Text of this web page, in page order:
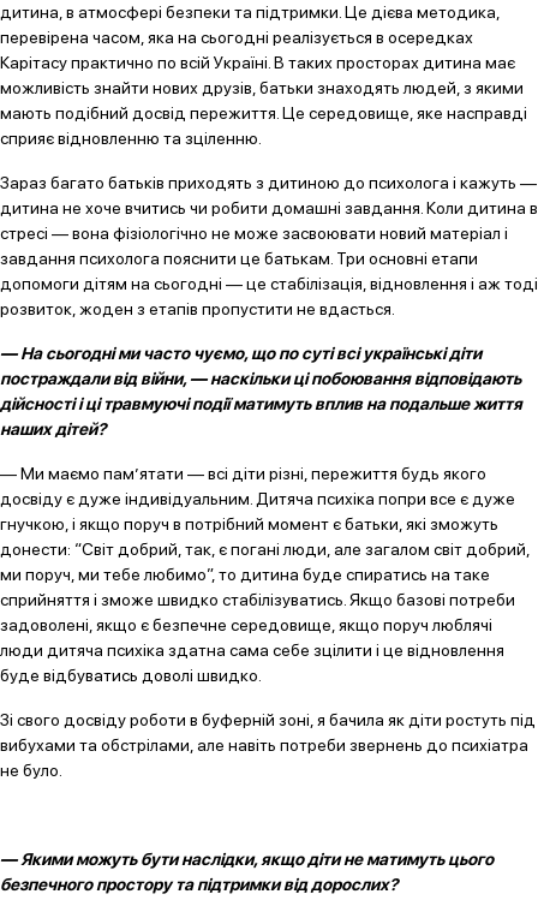
дитина, в атмосфері безпеки та підтримки. Це дієва методика,
перевірена часом, яка на сьогодні реалізується в осередках
Карітасу практично по всій Україні. В таких просторах дитина має
можливість знайти нових друзів, батьки знаходять людей, з якими
мають подібний досвід пережиття. Це середовище, яке насправді
сприяє відновленню та зціленню.
Зараз багато батьків приходять з дитиною до психолога і кажуть —
дитина не хоче вчитись чи робити домашні завдання. Коли дитина в
стресі — вона фізіологічно не може засвоювати новий матеріал і
завдання психолога пояснити це батькам. Три основні етапи
допомоги дітям на сьогодні — це стабілізація, відновлення і аж тоді
розвиток, жоден з етапів пропустити не вдасться.
— На сьогодні ми часто чуємо, що по суті всі українські діти
постраждали від війни, — наскільки ці побоювання відповідають
дійсності і ці травмуючі події матимуть вплив на подальше життя
наших дітей?
— Ми маємо пам’ятати — всі діти різні, пережиття будь якого
досвіду є дуже індивідуальним. Дитяча психіка попри все є дуже
гнучкою, і якщо поруч в потрібний момент є батьки, які зможуть
донести: “Світ добрий, так, є погані люди, але загалом світ добрий,
ми поруч, ми тебе любимо”, то дитина буде спиратись на таке
сприйняття і зможе швидко стабілізуватись. Якщо базові потреби
задоволені, якщо є безпечне середовище, якщо поруч люблячі
люди дитяча психіка здатна сама себе зцілити і це відновлення
буде відбуватись доволі швидко.
Зі свого досвіду роботи в буферній зоні, я бачила як діти ростуть під
вибухами та обстрілами, але навіть потреби звернень до психіатра
не було.
— Якими можуть бути наслідки, якщо діти не матимуть цього
безпечного простору та підтримки від дорослих?